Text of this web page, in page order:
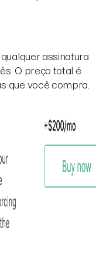
assinatura
O preço total é
que você compra.